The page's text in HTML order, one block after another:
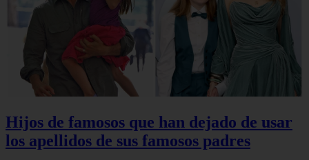
Hijos de famosos que han dejado de usar
los apellidos de sus famosos padres